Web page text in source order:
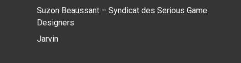
Suzon Beaussant – Syndicat des Serious Game
Designers
Jarvin